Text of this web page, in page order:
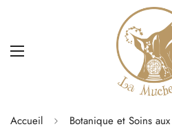
Accueil Botanique et Soins